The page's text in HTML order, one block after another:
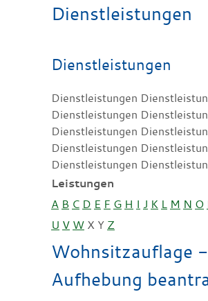
Dienstleistungen
Dienstleistungen
Dienstleistungen
Dienstleistungen
Dienstleistungen
Dienstleistungen
Dienstleistungen
Leistungen
A B C D E F G H I J K L M N O
U V W X Y Z
Wohnsitzauflage -
Aufhebung